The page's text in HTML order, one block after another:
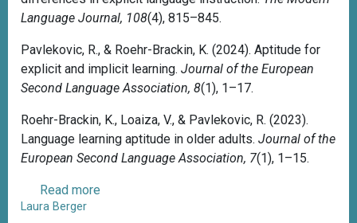
u
t
h
e
n
i
s
c
o
l
l
b
o
r
Language Journal, 108(4), 815–845.
Pavlekovic, R., & Roehr-Brackin, K. (2024). Aptitude for
explicit and implicit learning. Journal of the European
Second Language Association, 8(1), 1–17.
Roehr-Brackin, K., Loaiza, V., & Pavlekovic, R. (2023).
Language learning aptitude in older adults. Journal of the
European Second Language Association, 7(1), 1–15.
Read more
Laura Berger